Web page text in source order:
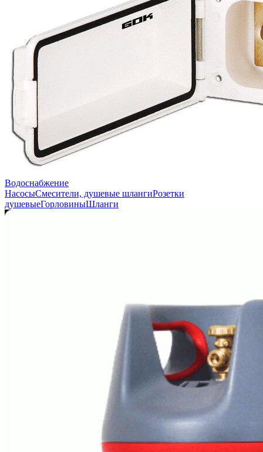
Водоснабжение
НасосыСмесители, душевые шлангиРозетки
душевыеГорловиныШланги